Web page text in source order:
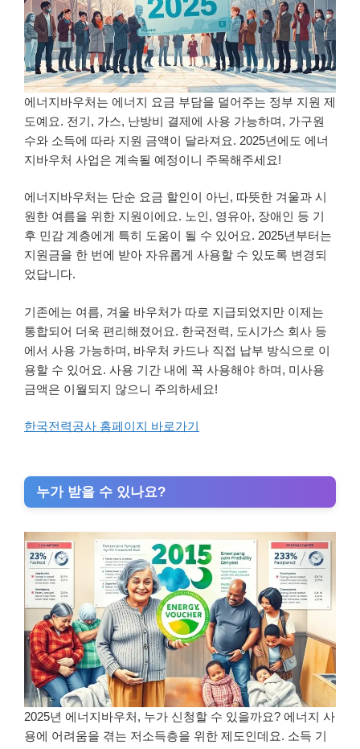
에너지바우처는 에너지 요금 부담을 덜어주는 정부 지원 제
도예요. 전기, 가스, 난방비 결제에 사용 가능하며, 가구원
수와 소득에 따라 지원 금액이 달라져요. 2025년에도 에너
지바우처 사업은 계속될 예정이니 주목해주세요!
에너지바우처는 단순 요금 할인이 아닌, 따뜻한 겨울과 시
원한 여름을 위한 지원이에요. 노인, 영유아, 장애인 등 기
후 민감 계층에게 특히 도움이 될 수 있어요. 2025년부터는
지원금을 한 번에 받아 자유롭게 사용할 수 있도록 변경되
었답니다.
기존에는 여름, 겨울 바우처가 따로 지급되었지만 이제는
통합되어 더욱 편리해졌어요. 한국전력, 도시가스 회사 등
에서 사용 가능하며, 바우처 카드나 직접 납부 방식으로 이
용할 수 있어요. 사용 기간 내에 꼭 사용해야 하며, 미사용
금액은 이월되지 않으니 주의하세요!
한국전력공사 홈페이지 바로가기
누가 받을 수 있나요?
2025년 에너지바우처, 누가 신청할 수 있을까요? 에너지 사
용에 어려움을 겪는 저소득층을 위한 제도인데요. 소득 기